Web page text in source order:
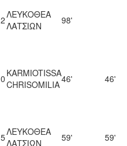
2ΛΕΥΚΟΘΕΑ
ΛΑΤΣΙΩΝ
98'
0 KARMIOTISSA
CHRISOMILIA46' 46'
5ΛΕΥΚΟΘΕΑ
ΛΑΤΣΙΩΝ
59' 59'